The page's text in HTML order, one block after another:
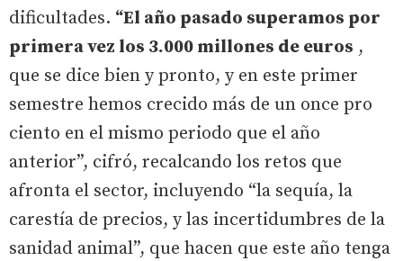
dificultades. “El año pasado superamos por
primera vez los 3.000 millones de euros ,
que se dice bien y pronto, y en este primer
semestre hemos crecido más de un once pro
ciento en el mismo periodo que el año
anterior”, cifró, recalcando los retos que
afronta el sector, incluyendo “la sequía, la
carestía de precios, y las incertidumbres de la
sanidad animal”, que hacen que este año tenga